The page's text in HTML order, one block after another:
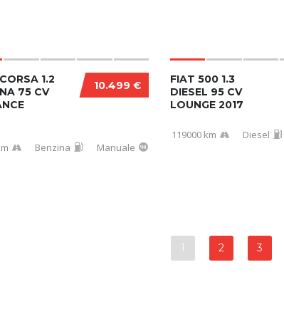
10.499 €
1.2
75 CV
Benzina Manuale
FIAT 500 1.3
DIESEL 95 CV
LOUNGE 2017
119000 km Diesel
1 2 3